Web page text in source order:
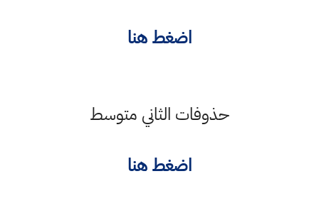
اضغط هنا
حذوفات الثاني متوسط
اضغط هنا